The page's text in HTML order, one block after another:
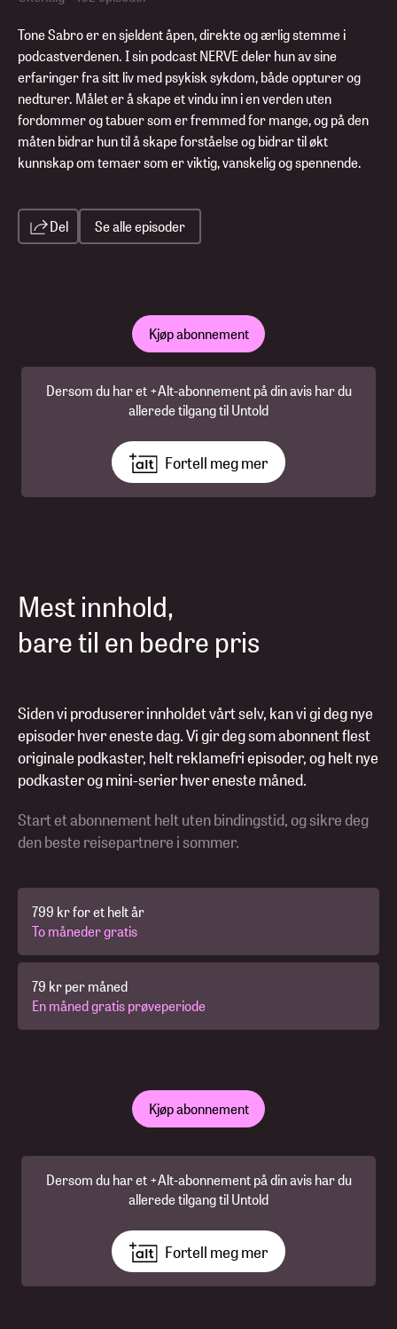
Tone Sabro er en sjeldent åpen, direkte og ærlig stemme i
podcastverdenen. I sin podcast NERVE deler hun av sine
erfaringer fra sitt liv med psykisk sykdom, både oppturer og
nedturer. Målet er å skape et vindu inn i en verden uten
fordommer og tabuer som er fremmed for mange, og på den
måten bidrar hun til å skape forståelse og bidrar til økt
kunnskap om temaer som er viktig, vanskelig og spennende.
Del Se alle episoder
Kjøp abonnement
Dersom du har et +Alt-abonnement på din avis har du
allerede tilgang til Untold
Fortell meg mer
Mest innhold,
bare til en bedre pris
Siden vi produserer innholdet vårt selv, kan vi gi deg nye
episoder hver eneste dag. Vi gir deg som abonnent flest
originale podkaster, helt reklamefri episoder, og helt nye
podkaster og mini-serier hver eneste måned.
Start et abonnement helt uten bindingstid, og sikre deg
den beste reisepartnere i sommer.
799 kr for et helt år
To måneder gratis
79 kr per måned
En måned gratis prøveperiode
Kjøp abonnement
Dersom du har et +Alt-abonnement på din avis har du
allerede tilgang til Untold
Fortell meg mer